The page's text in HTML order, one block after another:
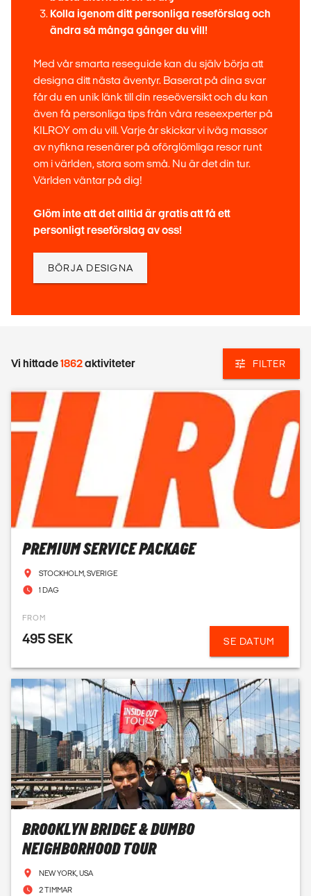
Kolla igenom ditt personliga reseförslag och
ändra så många gånger du vill!
Med vår smarta reseguide kan du själv börja att
designa ditt nästa äventyr. Baserat på dina svar
får du en unik länk till din reseöversikt och du kan
även få personliga tips från våra reseexperter på
KILROY om du vill. Varje år skickar vi iväg massor
av nyfikna resenärer på oförglömliga resor runt
om i världen, stora som små. Nu är det din tur.
Världen väntar på dig!
Glöm inte att det alltid är gratis att få ett
personligt reseförslag av oss!
BÖRJA DESIGNA
Vi hittade1862aktiviteter FILTER
PREMIUM SERVICE PACKAGE
STOCKHOLM, SVERIGE
1 DAG
FROM
495 SEK SE DATUM
BROOKLYN BRIDGE & DUMBO
NEIGHBORHOOD TOUR
NEW YORK, USA
2 TIMMAR